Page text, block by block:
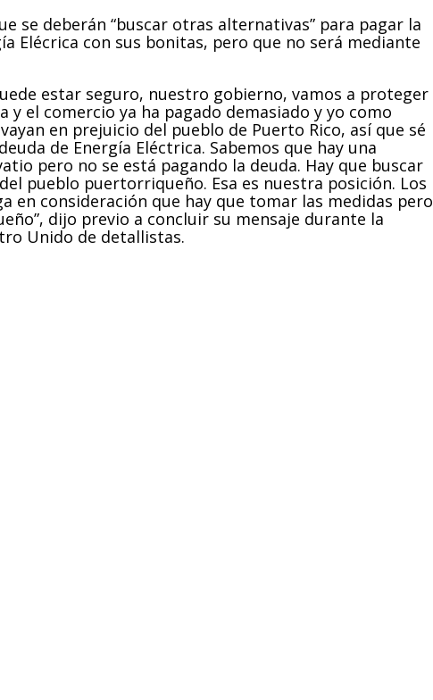
se deberán “buscar otras alternativas” para pagar la
Elécrica con sus bonitas, pero que no será mediante
estar seguro, nuestro gobierno, vamos a proteger
el comercio ya ha pagado demasiado y yo como
en prejuicio del pueblo de Puerto Rico, así que sé
de Energía Eléctrica. Sabemos que hay una
pero no se está pagando la deuda. Hay que buscar
pueblo puertorriqueño. Esa es nuestra posición. Los
en consideración que hay que tomar las medidas pero
dijo previo a concluir su mensaje durante la
Unido de detallistas.